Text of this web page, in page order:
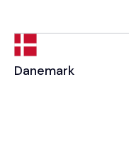
Danemark